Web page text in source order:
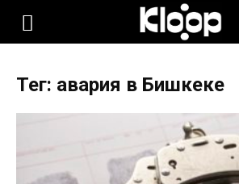
KLOOP.KG
Тег: авария в Бишкеке